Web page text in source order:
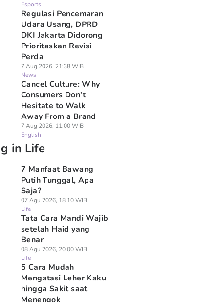
Esports
Regulasi Pencemaran
Udara Usang, DPRD
DKI Jakarta Didorong
Prioritaskan Revisi
Perda
7 Aug 2026, 21:38 WIB
News
Cancel Culture: Why
Consumers Don't
Hesitate to Walk
Away From a Brand
7 Aug 2026, 11:00 WIB
English
in Life
7 Manfaat Bawang
Putih Tunggal, Apa
Saja?
07 Agu 2026, 18:10 WIB
Life
Tata Cara Mandi Wajib
setelah Haid yang
Benar
08 Agu 2026, 20:00 WIB
Life
5 Cara Mudah
Mengatasi Leher Kaku
hingga Sakit saat
Menengok